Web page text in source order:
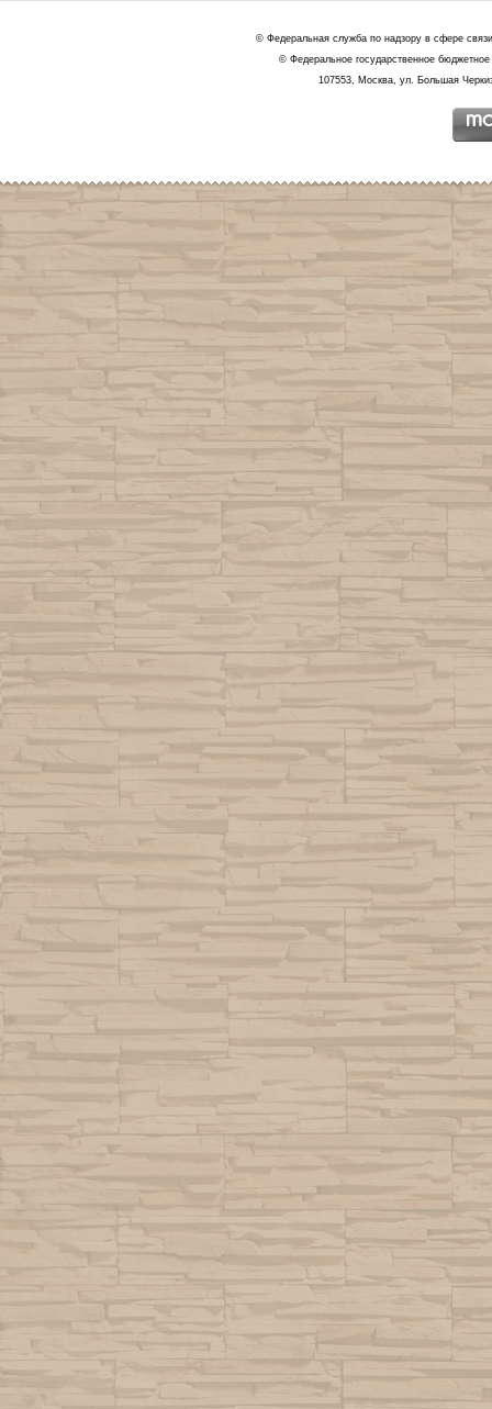
© Федеральная служба по надзору в сфере
© Федеральное государственное
107553, Москва, ул. Большая